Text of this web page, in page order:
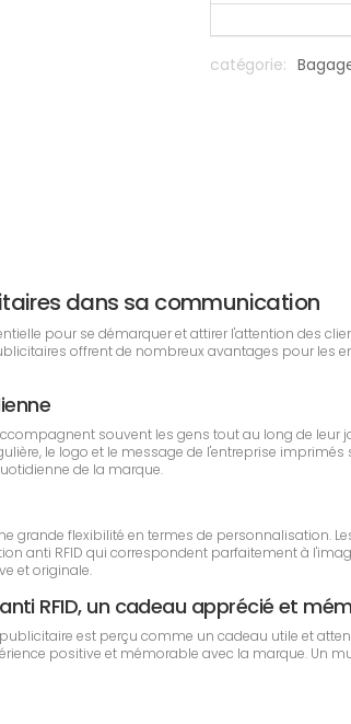
catégorie:
dans sa communication
pour se démarquer et attirer l'attention des
offrent de nombreux avantages pour les
souvent les gens tout au long de leur
le logo et le message de l'entreprise
de la marque.
grande flexibilité en termes de personnalisation.
anti RFID qui correspondent parfaitement à
et originale.
RFID, un cadeau apprécié et
est perçu comme un cadeau utile et
positive et mémorable avec la marque. Un